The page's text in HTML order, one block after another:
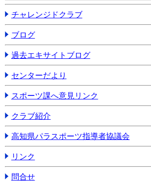
チャレンジドクラブ
ブログ
過去エキサイトブログ
センターだより
スポーツ課へ意見リンク
クラブ紹介
高知県パラスポーツ指導者協議会
リンク
問合せ